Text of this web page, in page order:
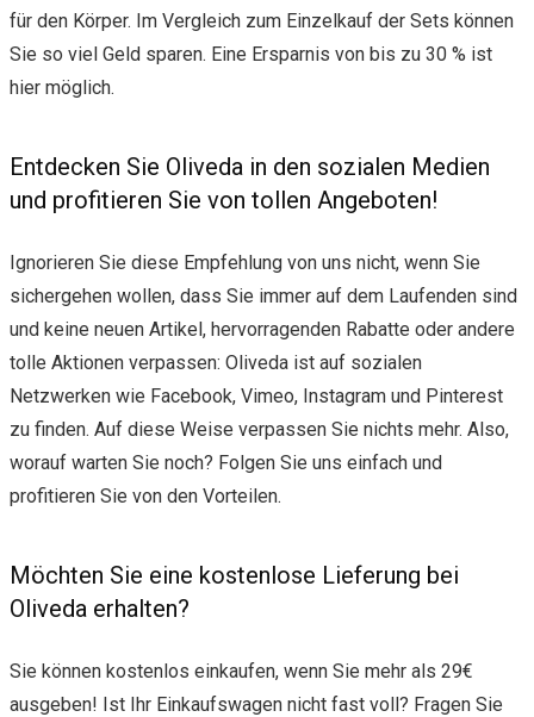
für den Körper. Im Vergleich zum Einzelkauf der Sets können
Sie so viel Geld sparen. Eine Ersparnis von bis zu 30 % ist
hier möglich.
Entdecken Sie Oliveda in den sozialen Medien
und profitieren Sie von tollen Angeboten!
Ignorieren Sie diese Empfehlung von uns nicht, wenn Sie
sichergehen wollen, dass Sie immer auf dem Laufenden sind
und keine neuen Artikel, hervorragenden Rabatte oder andere
tolle Aktionen verpassen: Oliveda ist auf sozialen
Netzwerken wie Facebook, Vimeo, Instagram und Pinterest
zu finden. Auf diese Weise verpassen Sie nichts mehr. Also,
worauf warten Sie noch? Folgen Sie uns einfach und
profitieren Sie von den Vorteilen.
Möchten Sie eine kostenlose Lieferung bei
Oliveda erhalten?
Sie können kostenlos einkaufen, wenn Sie mehr als 29€
ausgeben! Ist Ihr Einkaufswagen nicht fast voll? Fragen Sie